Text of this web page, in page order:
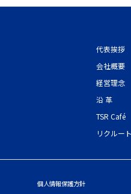
代表挨拶
会社概要
経営理念
沿 革
TSR Café
リクルート
個人情報保護方針